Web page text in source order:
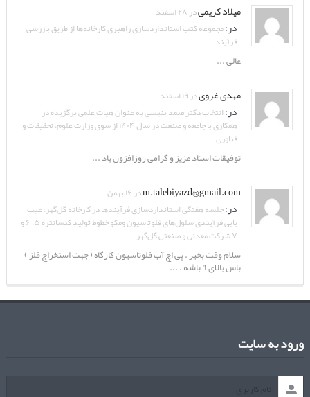
میلاد کریمیدر ۲۸ اسفند
در:مجموعه کتب استانداردسازی راهبری کارخانه‌ها از طریق بازرسی
فرآیند
عالی ...
مهدی غرویدر ۱۹ اسفند
در:انتخاب دکتر صمد بنیسی به عنوان هیات علمی برگزیده در
همکاری با جامعه و صنعت در سال ۱۴۰۴ از سوی وزارت علوم، تحقیقات و
فناوری
توفیقات استاد عزیز و گرامی روزافزون باد ...
m.talebiyazd@gmail.comدر ۱۶ بهمن
در:جلسه هفتگی استانداردسازی فرآیندها در کارخانه گل‌گهر: عیب
یابی فرآیندی سلول‌های فلوتاسیون ومکو خطوط تولید کنسانتره ۵، ۶ و
۷ شرکت معدنی و صنعتی گل‌گهر
سلام وقت بخیر . پی اچ آب فلوتاسیون کارگاه ( جهت استخراج فلز )
باس بالای ۹ باشه . ...
ورود به سایت